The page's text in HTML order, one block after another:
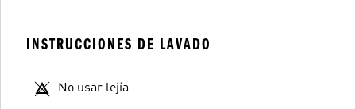
INSTRUCCIONES DE LAVADO
No usar lejía